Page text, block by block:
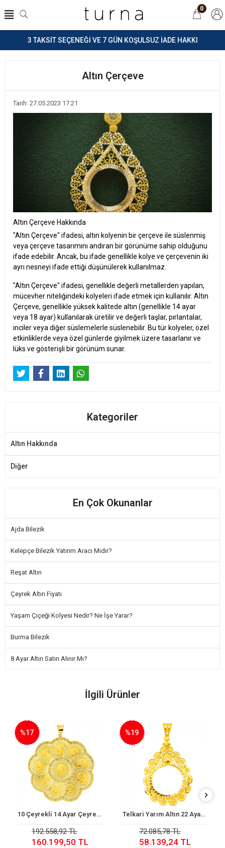
3 TAKSİT SEÇENEĞİ VE 7 GÜN KOŞULSUZ İADE HAKKI
0
Altın Çerçeve
Tarih: 27.05.2023 17:21
Altın Çerçeve Hakkında
"Altın Çerçeve" ifadesi, altın kolyenin bir çerçeve ile süslenmiş
veya çerçeve tasarımını andıran bir görünüme sahip olduğunu
ifade edebilir. Ancak, bu ifade genellikle kolye ve çerçevenin iki
ayrı nesneyi ifade ettiği düşünülerek kullanılmaz.
"Altın Çerçeve" ifadesi, genellikle değerli metallerden yapılan,
mücevher niteliğindeki kolyeleri ifade etmek için kullanılır. Altın
Çerçeve, genellikle yüksek kalitede altın (genellikle 14 ayar
veya 18 ayar) kullanılarak üretilir ve değerli taşlar, pırlantalar,
inciler veya diğer süslemelerle süslenebilir. Bu tür kolyeler, özel
etkinliklerde veya özel günlerde giyilmek üzere tasarlanır ve
lüks ve gösterişli bir görünüm sunar.
Kategoriler
Altın Hakkında
Diğer
En Çok Okunanlar
Ajda Bilezik
Kelepçe Bilezik Yatırım Aracı Mıdır?
Reşat Altın
Çeyrek Altın Fiyatı
Yaşam Çiçeği Kolyesi Nedir? Ne İşe Yarar?
Burma Bilezik
8 Ayar Altın Satın Alınır Mı?
İlgili Ürünler
Sepete Ekle
10 Çeyrekli 14 Ayar Çeyrek Altın Çerçeve
%17
192.558,92 TL
160.199,50 TL
Sepete Ekle
Telkari Yarım Altın 22 Ayar Çerçeve
%19
72.085,78 TL
58.139,24 TL